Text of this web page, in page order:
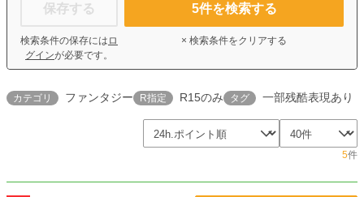
保存する
検索条件の保存には ロ
グインが必要です。
5件を検索する
× 検索条件をクリアする
カテゴリ ファンタジー R指定 R15のみ タグ 一部残酷表現あり
5件